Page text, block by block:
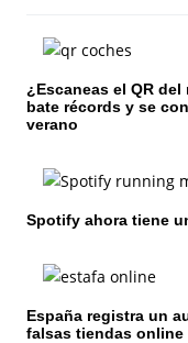
n
d
e
n
r
¿Escaneas el QR
bate récords y se
verano
Spotify ahora tiene
España registra un
falsas tiendas online